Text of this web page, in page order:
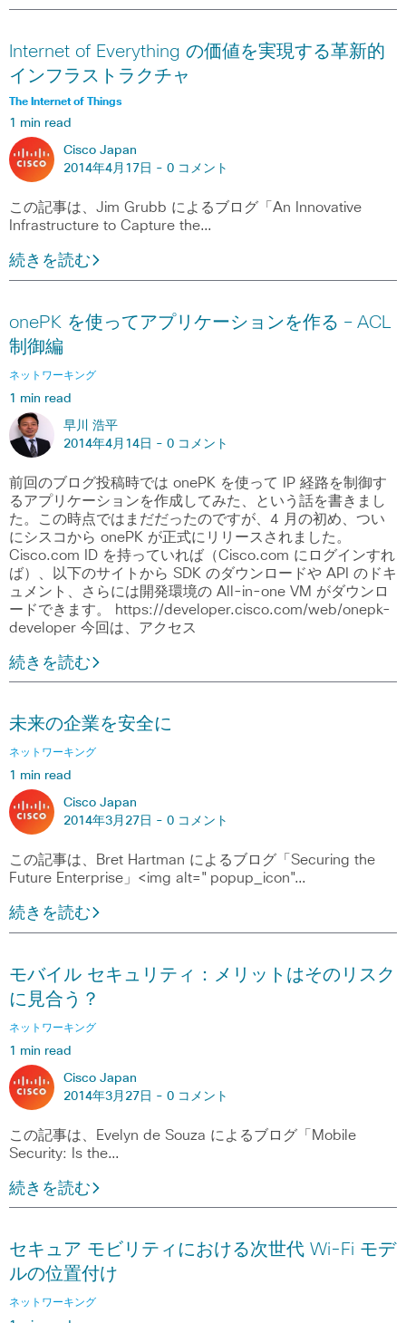
Internet of Everything の価値を実現する革新的
インフラストラクチャ
The Internet of Things
1 min read
Cisco Japan
2014年4月17日 - 0 コメント
この記事は、Jim Grubb によるブログ「An Innovative
Infrastructure to Capture the…
続きを読む
onePK を使ってアプリケーションを作る – ACL
制御編
ネットワーキング
1 min read
早川 浩平
2014年4月14日 - 0 コメント
前回のブログ投稿時では onePK を使って IP 経路を制御す
るアプリケーションを作成してみた、という話を書きまし
た。この時点ではまだだったのですが、4 月の初め、つい
にシスコから onePK が正式にリリースされました。
Cisco.com ID を持っていれば（Cisco.com にログインすれ
ば）、以下のサイトから SDK のダウンロードや API のドキ
ュメント、さらには開発環境の All-in-one VM がダウンロ
ードできます。 https://developer.cisco.com/web/onepk-
developer 今回は、アクセス
続きを読む
未来の企業を安全に
ネットワーキング
1 min read
Cisco Japan
2014年3月27日 - 0 コメント
この記事は、Bret Hartman によるブログ「Securing the
Future Enterprise」<img alt="popup_icon"…
続きを読む
モバイル セキュリティ：メリットはそのリスク
に見合う？
ネットワーキング
1 min read
Cisco Japan
2014年3月27日 - 0 コメント
この記事は、Evelyn de Souza によるブログ「Mobile
Security: Is the…
続きを読む
セキュア モビリティにおける次世代 Wi-Fi モデ
ルの位置付け
ネットワーキング